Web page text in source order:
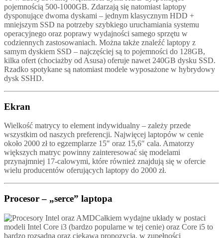
pojemnością 500-1000GB. Zdarzają się natomiast laptopy
dysponujące dwoma dyskami – jednym klasycznym HDD +
mniejszym SSD na potrzeby szybkiego uruchamiania systemu
operacyjnego oraz poprawy wydajności samego sprzętu w
codziennych zastosowaniach. Można także znaleźć laptopy z
samym dyskiem SSD – najczęściej są to pojemności do 128GB,
kilka ofert (chociażby od Asusa) oferuje nawet 240GB dysku SSD.
Rzadko spotykane są natomiast modele wyposażone w hybrydowy
dysk SSHD.
Ekran
Wielkość matrycy to element indywidualny – zależy przede
wszystkim od naszych preferencji. Najwięcej laptopów w cenie
około 2000 zł to egzemplarze 15″ oraz 15,6″ cala. Amatorzy
większych matryc powinny zainteresować się modelami
przynajmniej 17-calowymi, które również znajdują się w ofercie
wielu producentów oferujących laptopy do 2000 zł.
Procesor – „serce” laptopa
Całkiem wydajne układy w postaci
modeli Intel Core i3 (bardzo popularne w tej cenie) oraz Core i5 to
bardzo rozsądna oraz ciekawa propozycja, w zupełności